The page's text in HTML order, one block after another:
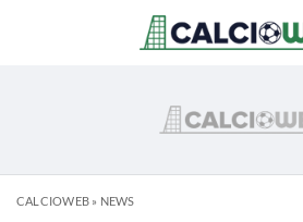
CALCIOWEB» NEWS